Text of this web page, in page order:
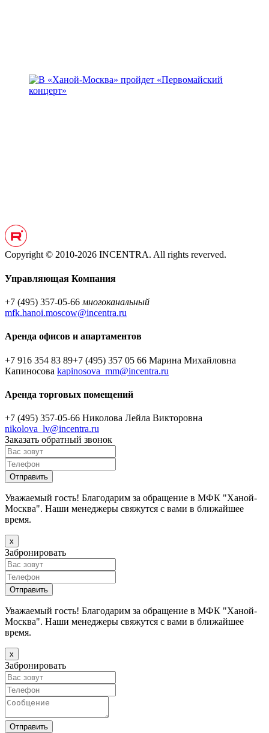
Copyright © 2010-2026 INCENTRA. All rights reverved.
Управляющая Компания
+7 (495) 357-05-66 многоканальный
mfk.hanoi.moscow@incentra.ru
Аренда офисов и апартаментов
+7 916 354 83 89+7 (495) 357 05 66 Марина Михайловна
Капиносова kapinosova_mm@incentra.ru
Аренда торговых помещений
+7 (495) 357-05-66 Николова Лейла Викторовна
nikolova_lv@incentra.ru
Заказать обратный звонок
Уважаемый гость! Благодарим за обращение в МФК "Ханой-
Москва". Наши менеджеры свяжутся с вами в ближайшее
время.
х
Забронировать
Уважаемый гость! Благодарим за обращение в МФК "Ханой-
Москва". Наши менеджеры свяжутся с вами в ближайшее
время.
х
Забронировать